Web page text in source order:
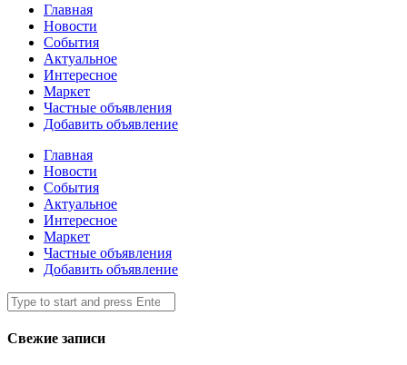
Главная
Новости
События
Актуальное
Интересное
Маркет
Частные объявления
Добавить объявление
Главная
Новости
События
Актуальное
Интересное
Маркет
Частные объявления
Добавить объявление
Search
for:
Submit
Свежие записи